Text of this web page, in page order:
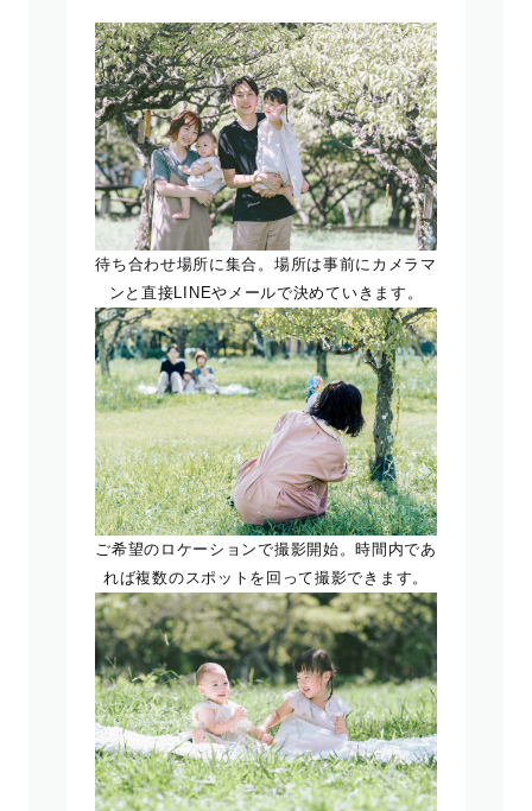
待ち合わせ場所に集合。場所は事前にカメラマ
ンと直接LINEやメールで決めていきます。
ご希望のロケーションで撮影開始。時間内であ
れば複数のスポットを回って撮影できます。